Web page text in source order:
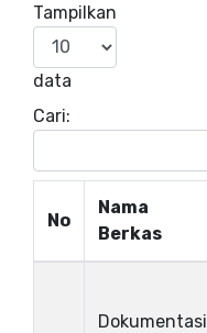
Tampilkan
data
Cari:
No
Nama
Berkas
Dokumentasi